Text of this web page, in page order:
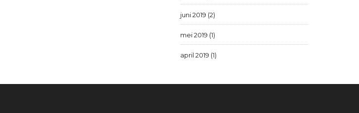
juni 2019 (2)
mei 2019 (1)
april 2019 (1)